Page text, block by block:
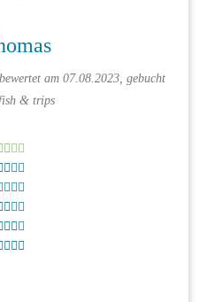
am 07.08.2023, gebucht
fish & trips